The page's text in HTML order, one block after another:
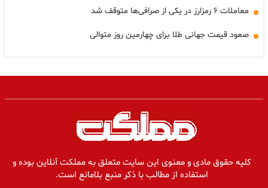
معاملات ۶ رمزارز در یکی از صرافی‌ها متوقف شد
صعود قیمت جهانی طلا برای چهارمین روز متوالی
کلیه حقوق مادی و معنوی این سایت متعلق به مملکت آنلاین بوده و
استفاده از مطالب با ذکر منبع بلامانع است.